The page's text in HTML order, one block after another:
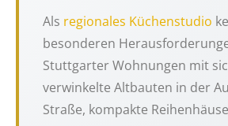
Als regionales Küchenstudio
besonderen
Stuttgarter Wohnungen mit
verwinkelte Altbauten in der
Straße, kompakte